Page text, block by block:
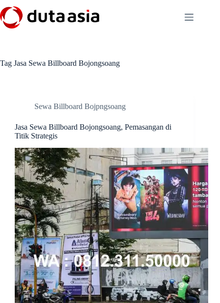
to
content
Tag Jasa Sewa Billboard Bojongsoang
Sewa Billboard Bojpngsoang
Jasa Sewa Billboard Bojongsoang, Pemasangan di
Titik Strategis